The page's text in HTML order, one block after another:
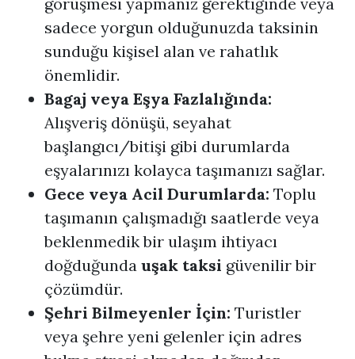
sadece yorgun olduğunuzda taksinin
sunduğu kişisel alan ve rahatlık
önemlidir.
Bagaj veya Eşya Fazlalığında:
Alışveriş dönüşü, seyahat
başlangıcı/bitişi gibi durumlarda
eşyalarınızı kolayca taşımanızı sağlar.
Gece veya Acil Durumlarda: Toplu
taşımanın çalışmadığı saatlerde veya
beklenmedik bir ulaşım ihtiyacı
doğduğunda uşak taksi güvenilir bir
çözümdür.
Şehri Bilmeyenler İçin: Turistler
veya şehre yeni gelenler için adres